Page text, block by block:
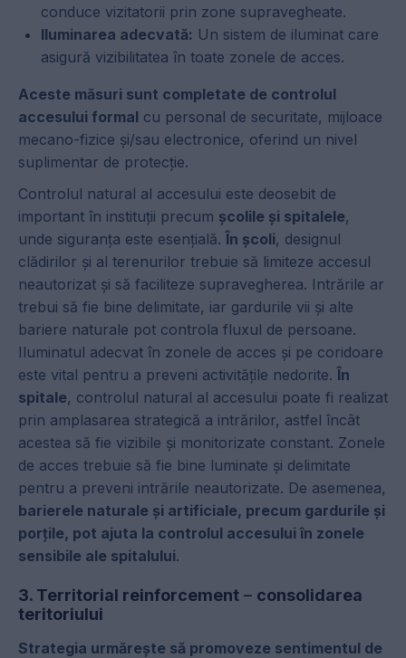
conduce vizitatorii prin zone supravegheate.
Iluminarea adecvată: Un sistem de iluminat care
asigură vizibilitatea în toate zonele de acces.
Aceste măsuri sunt completate de controlul
accesului formal cu personal de securitate, mijloace
mecano-fizice și/sau electronice, oferind un nivel
suplimentar de protecție.
Controlul natural al accesului este deosebit de
important în instituții precum școlile și spitalele,
unde siguranța este esențială. În școli, designul
clădirilor și al terenurilor trebuie să limiteze accesul
neautorizat și să faciliteze supravegherea. Intrările ar
trebui să fie bine delimitate, iar gardurile vii și alte
bariere naturale pot controla fluxul de persoane.
Iluminatul adecvat în zonele de acces și pe coridoare
este vital pentru a preveni activitățile nedorite. În
spitale, controlul natural al accesului poate fi realizat
prin amplasarea strategică a intrărilor, astfel încât
acestea să fie vizibile și monitorizate constant. Zonele
de acces trebuie să fie bine luminate și delimitate
pentru a preveni intrările neautorizate. De asemenea,
barierele naturale și artificiale, precum gardurile și
porțile, pot ajuta la controlul accesului în zonele
sensibile ale spitalului.
3. Territorial reinforcement – consolidarea
teritoriului
Strategia urmărește să promoveze sentimentul de